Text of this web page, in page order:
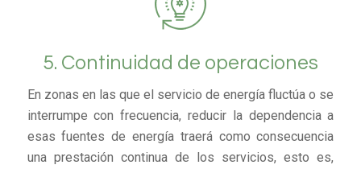
5. Continuidad de operaciones
En zonas en las que el servicio de energía fluctúa o se
interrumpe con frecuencia, reducir la dependencia a
esas fuentes de energía traerá como consecuencia
una prestación continua de los servicios, esto es,